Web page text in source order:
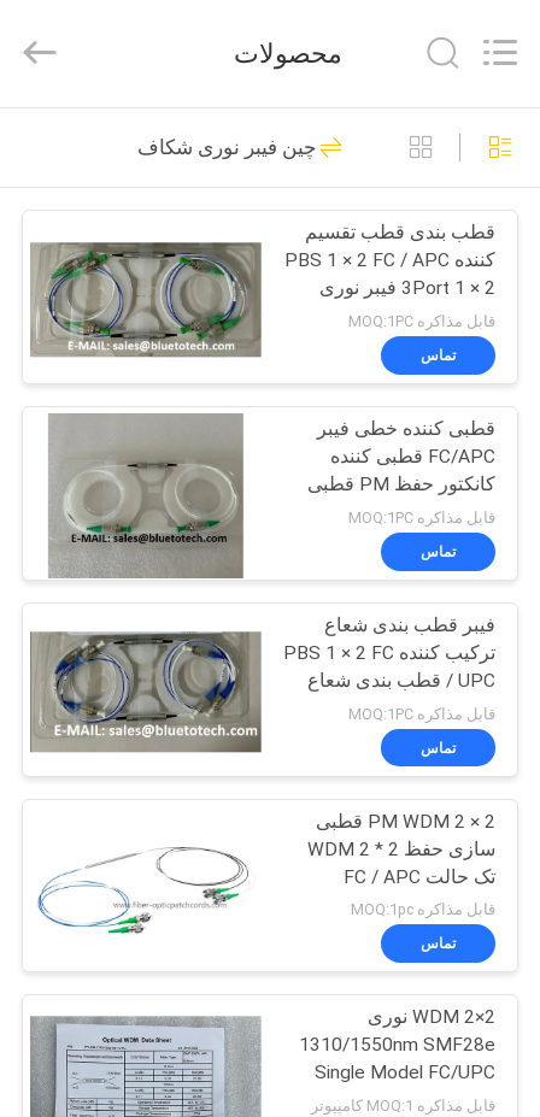
خانه
محصولات
درباره
تور
کارخانه
کنترل
کیفیت
تماس
بگیرید
اخبار
درخواست
نقل قول
نقشه
سایت
Electronics&Communication
Rights
کابل فیبر نوری پچ
163
ماژول گیرنده نوری
113
مدار مجتمع
50
فیبر نوری Pigtail
23
محصولات
چین فیبر نوری شکاف
قطب بندی قطب تقسیم
کننده PBS 1 × 2 FC / APC
3Port 1 × 2 فیبر نوری
قطب بندی قطب ترکیب
1550nm محور آهسته
قابل مذاکره MOQ:1PC
تماس
قطبی کننده خطی فیبر
FC/APC قطبی کننده
کانکتور حفظ PM قطبی
کننده های فیبر نوری در
خط FC/APC
قابل مذاکره MOQ:1PC
تماس
فیبر قطب بندی شعاع
ترکیب کننده PBS 1 × 2 FC
/ UPC قطب بندی شعاع
Splitter 3Port 1550nm
محور آهسته
قابل مذاکره MOQ:1PC
تماس
PM WDM 2 × 2 قطبی
سازی حفظ WDM 2 * 2
تک حالت FC / APC
کانکتور 980/1550nm
قابل مذاکره MOQ:1pc
تماس
2×2 WDM نوری
1310/1550nm SMF28e
Single Model FC/UPC
Connector Steel Tube
قابل مذاکره MOQ:1 کامپیوتر